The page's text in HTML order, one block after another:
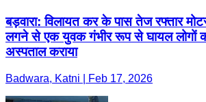
बड़वारा: विलायत कर के पास तेज रफ्तार
लगने से एक युवक गंभीर रूप से घायल लोगों
अस्पताल कराया
Badwara, Katni | Feb 17, 2026